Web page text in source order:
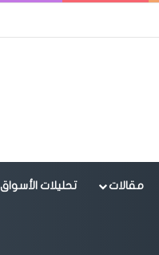
مقالات تحليلات الأسواق